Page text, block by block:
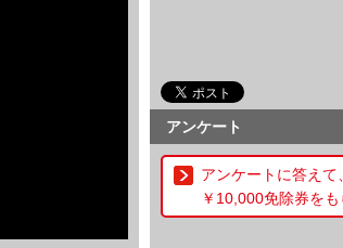
アンケート
アンケートに答えて
￥10,000免除券をも